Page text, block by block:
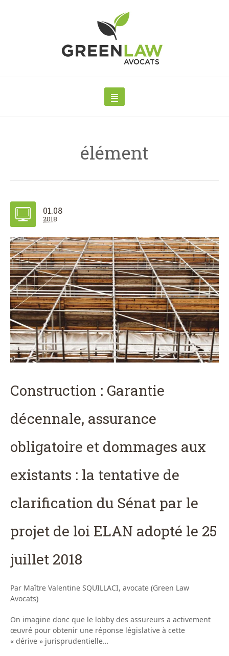
élément
01.08
2018
Construction : Garantie
décennale, assurance
obligatoire et dommages aux
existants : la tentative de
clarification du Sénat par le
projet de loi ELAN adopté le 25
juillet 2018
Par Maître Valentine SQUILLACI, avocate (Green Law
Avocats)
On imagine donc que le lobby des assureurs a activement
œuvré pour obtenir une réponse législative à cette
« dérive » jurisprudentielle…